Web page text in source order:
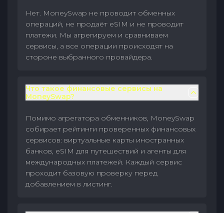
Нет. MoneySwap не проводит обменных
операций, не продаёт eSIM и не проводит
платежи. Мы агрегируем и сравниваем
сервисы, а все операции происходят на
стороне выбранного провайдера.
Что такое финансовые сервисы на
MoneySwap?
Помимо агрегатора обменников, MoneySwap
собирает рейтинги проверенных финансовых
сервисов: виртуальные карты иностранных
банков, eSIM для путешествий и агенты для
международных платежей. Каждый сервис
проходит базовую проверку перед
добавлением в листинг.